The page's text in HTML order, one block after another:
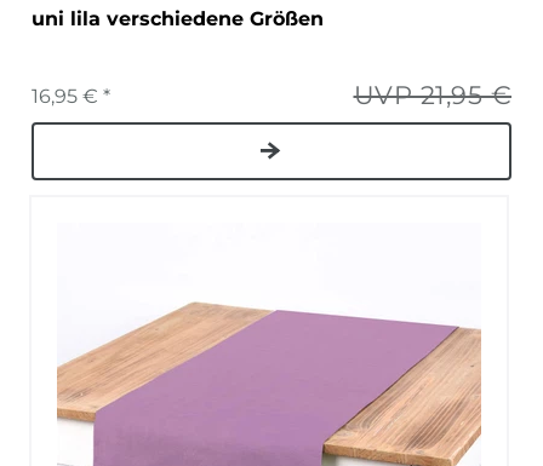
uni lila verschiedene Größen
UVP 21,95 €
16,95 € *